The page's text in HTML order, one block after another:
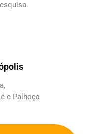
e Palhoça